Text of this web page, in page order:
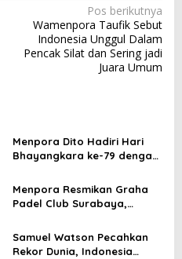
Pos berikutnya
Wamenpora Taufik Sebut
Indonesia Unggul Dalam
Pencak Silat dan Sering jadi
Juara Umum
Menpora Dito Hadiri Hari
Bhayangkara ke-79 dengan
Menpora Resmikan Graha
Padel Club Surabaya,
untuk Generasi Muda
Samuel Watson Pecahkan
Rekor Dunia, Indonesia